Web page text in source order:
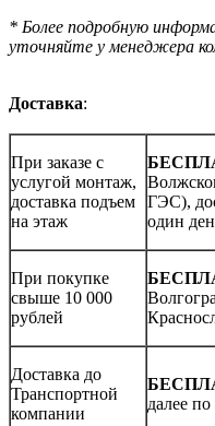
* Более подробную
уточняйте у менеджера
Доставка:
При заказе с
услугой монтаж,
доставка подъем
на этаж
ГЭС),
один
При покупке
свыше 10 000
рублей
Доставка до
Транспортной
компании
далее